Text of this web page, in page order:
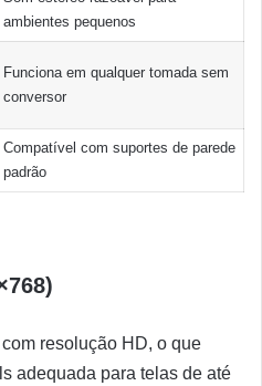
ambientes pequenos
Funciona em qualquer tomada sem
conversor
Compatível com suportes de parede
padrão
resolução HD, o que
adequada para telas de até